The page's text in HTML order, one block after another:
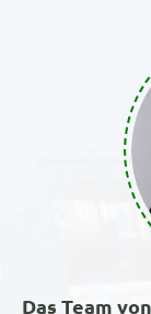
Das Team